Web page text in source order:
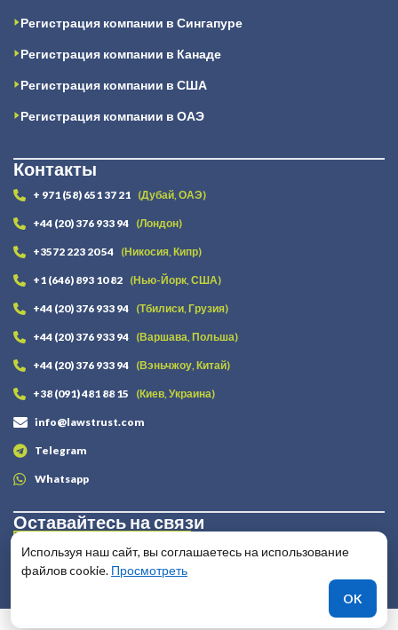
Регистрация компании в Сингапуре
Регистрация компании в Канаде
Регистрация компании в США
Регистрация компании в ОАЭ
Контакты
+ 971 (58) 651 37 21 (Дубай, ОАЭ)
+44 (20) 376 933 94 (Лондон)
+3572 223 20 54 (Никосия, Кипр)
+1 (646) 893 10 82 (Нью-Йорк, США)
+44 (20) 376 933 94 (Тбилиси, Грузия)
+44 (20) 376 933 94 (Варшава, Польша)
+44 (20) 376 933 94 (Вэньчжоу, Китай)
+38 (091) 481 88 15 (Киев, Украина)
info@lawstrust.com
Telegram
Whatsapp
Оставайтесь на связи
Используя наш сайт, вы соглашаетесь на использование
файлов cookie. Просмотреть
OK